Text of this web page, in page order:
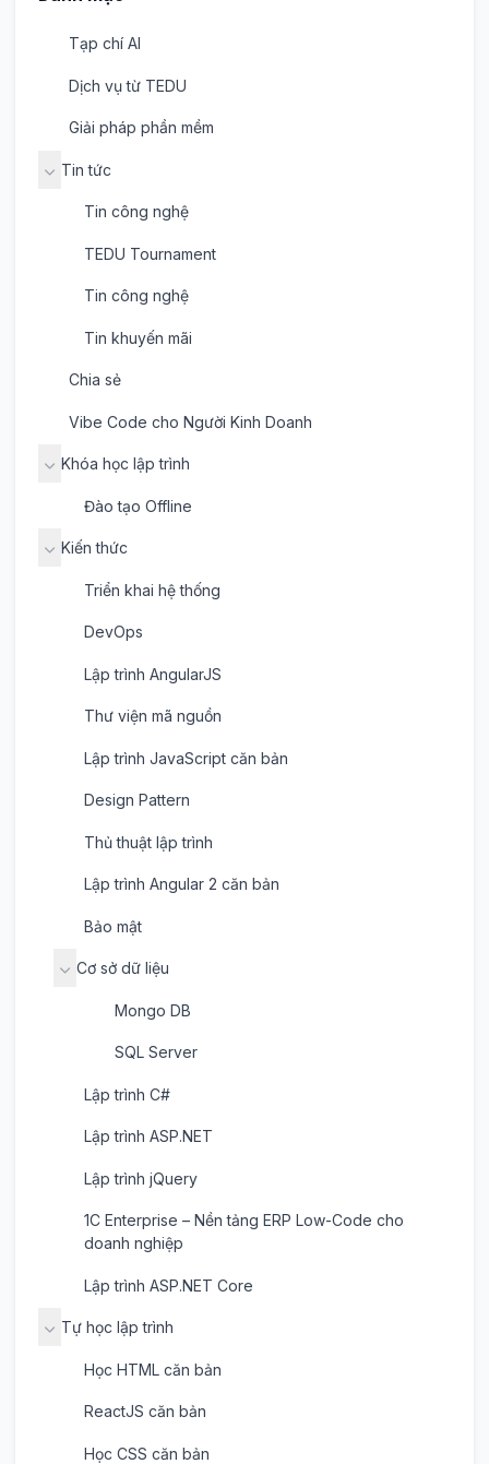
Tạp chí AI
Dịch vụ từ TEDU
Giải pháp phần mềm
Tin tức
Tin công nghệ
TEDU Tournament
Tin công nghệ
Tin khuyến mãi
Chia sẻ
Vibe Code cho Người Kinh Doanh
Khóa học lập trình
Đào tạo Offline
Kiến thức
Triển khai hệ thống
DevOps
Lập trình AngularJS
Thư viện mã nguồn
Lập trình JavaScript căn bản
Design Pattern
Thủ thuật lập trình
Lập trình Angular 2 căn bản
Bảo mật
Cơ sở dữ liệu
Mongo DB
SQL Server
Lập trình C#
Lập trình ASP.NET
Lập trình jQuery
1C Enterprise – Nền tảng ERP Low-Code cho
doanh nghiệp
Lập trình ASP.NET Core
Tự học lập trình
Học HTML căn bản
ReactJS căn bản
Học CSS căn bản